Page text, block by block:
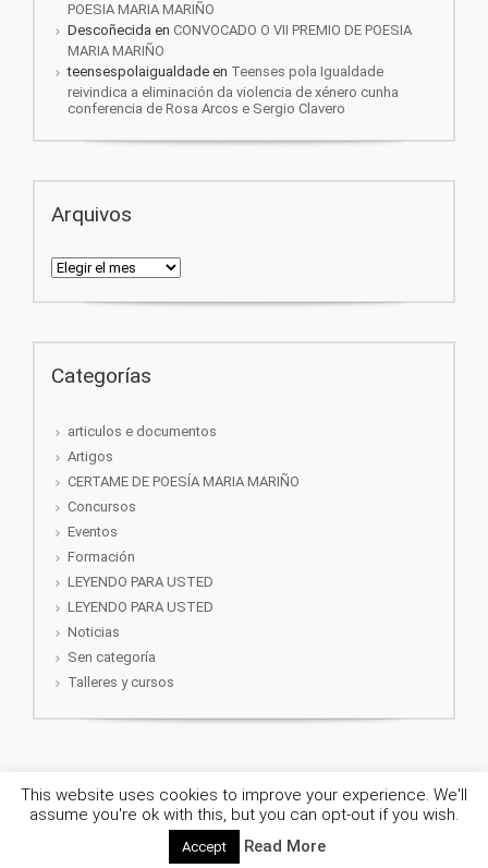
POESIA MARIA MARIÑO
Descoñecida en CONVOCADO O VII PREMIO DE POESIA
MARIA MARIÑO
teensespolaigualdade en Teenses pola Igualdade
reivindica a eliminación da violencia de xénero cunha
conferencia de Rosa Arcos e Sergio Clavero
Arquivos
Arquivos
Categorías
articulos e documentos
Artigos
CERTAME DE POESÍA MARIA MARIÑO
Concursos
Eventos
Formación
LEYENDO PARA USTED
LEYENDO PARA USTED
Noticias
Sen categoría
Talleres y cursos
evolve theme by Theme4Press • Tuneado porEnRedAndoGz
This website uses cookies to improve your experience. We'll
assume you're ok with this, but you can opt-out if you wish.
Accept Read More